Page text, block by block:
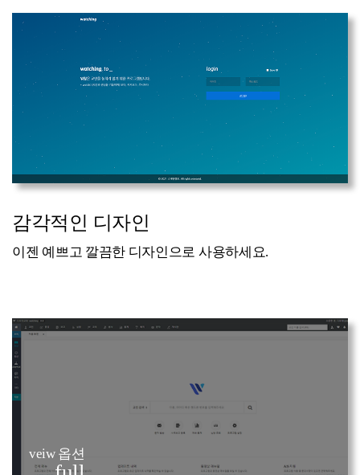
감각적인 디자인
이젠 예쁘고 깔끔한 디자인으로 사용하세요.
veiw 옵션